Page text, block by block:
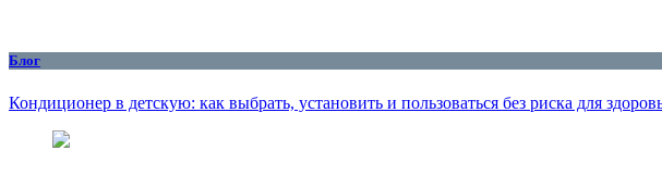
Блог
Кондиционер в детскую: как выбрать, установить и пользоваться без риска для